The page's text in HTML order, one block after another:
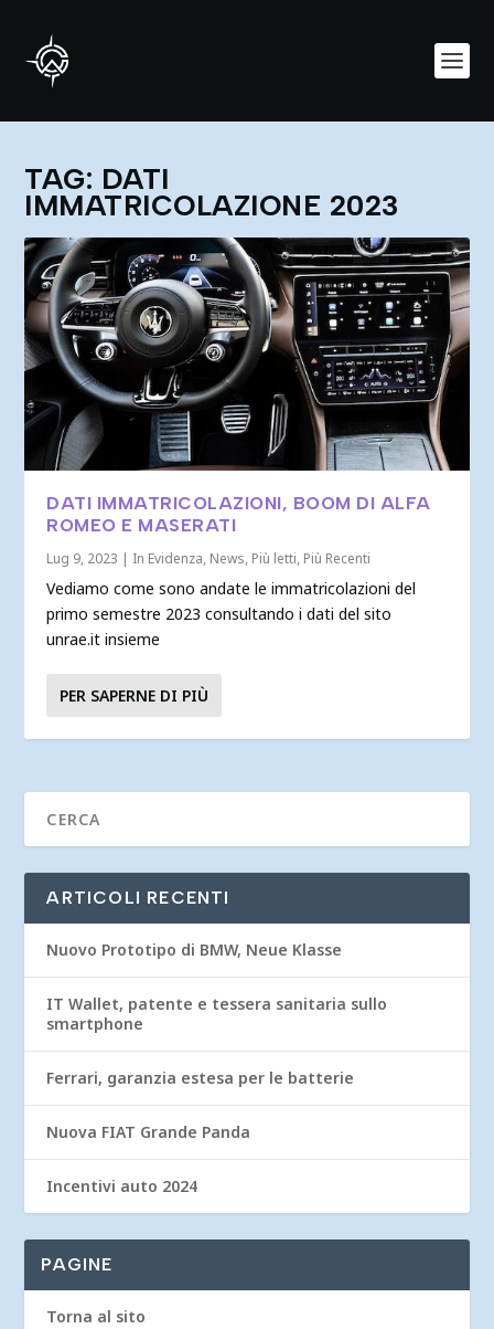
TAG: DATI
IMMATRICOLAZIONE 2023
DATI IMMATRICOLAZIONI, BOOM DI ALFA
ROMEO E MASERATI
Lug 9, 2023 | In Evidenza, News, Più letti, Più Recenti
Vediamo come sono andate le immatricolazioni del
primo semestre 2023 consultando i dati del sito
unrae.it insieme
PER SAPERNE DI PIÙ
ARTICOLI RECENTI
Nuovo Prototipo di BMW, Neue Klasse
IT Wallet, patente e tessera sanitaria sullo
smartphone
Ferrari, garanzia estesa per le batterie
Nuova FIAT Grande Panda
Incentivi auto 2024
PAGINE
Torna al sito